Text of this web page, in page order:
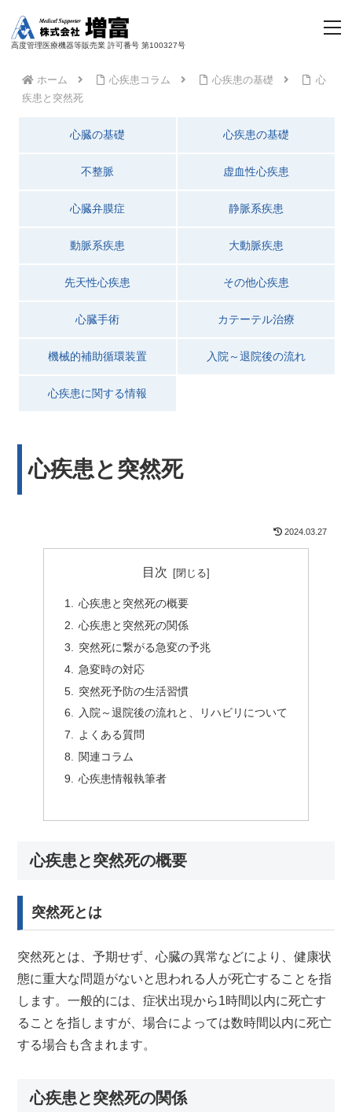
高度管理医療機器等販売業 許可番号 第100327号
ホーム 心疾患コラム 心疾患の基礎
心
疾患と突然死
心臓の基礎 心疾患の基礎
不整脈 虚血性心疾患
心臓弁膜症 静脈系疾患
動脈系疾患 大動脈疾患
先天性心疾患 その他心疾患
心臓手術 カテーテル治療
機械的補助循環装置 入院～退院後の流れ
心疾患に関する情報
心疾患と突然死
2024.03.27
目次
心疾患と突然死の概要
心疾患と突然死の関係
突然死に繋がる急変の予兆
急変時の対応
突然死予防の生活習慣
入院～退院後の流れと、リハビリについて
よくある質問
関連コラム
心疾患情報執筆者
心疾患と突然死の概要
突然死とは
突然死とは、予期せず、心臓の異常などにより、健康状
態に重大な問題がないと思われる人が死亡することを指
します。一般的には、症状出現から1時間以内に死亡す
ることを指しますが、場合によっては数時間以内に死亡
する場合も含まれます。
心疾患と突然死の関係